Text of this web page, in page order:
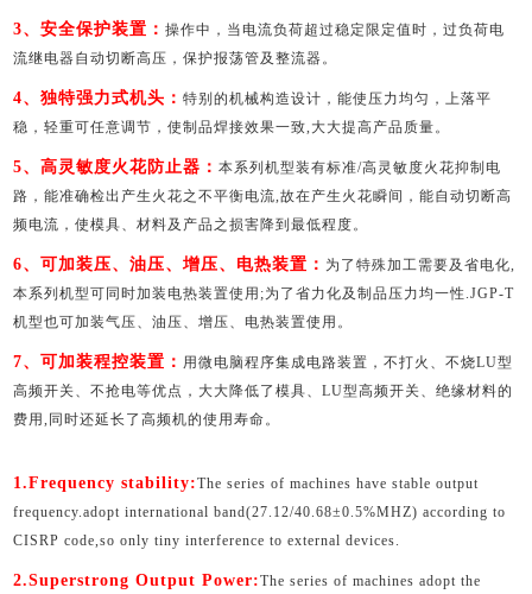
3、安全保护装置：操作中，当电流负荷超过稳定限定值时，过负荷电
流继电器自动切断高压，保护报荡管及整流器。
4、独特强力式机头：特别的机械构造设计，能使压力均匀，上落平
稳，轻重可任意调节，使制品焊接效果一致,大大提高产品质量。
5、高灵敏度火花防止器：本系列机型装有标准/高灵敏度火花抑制电
路，能准确检出产生火花之不平衡电流,故在产生火花瞬间，能自动切断高
频电流，使模具、材料及产品之损害降到最低程度。
6、可加装压、油压、增压、电热装置： 为了特殊加工需要及省电化,
本系列机型可同时加装电热装置使用;为了省力化及制品压力均一性.JGP-T
机型也可加装气压、油压、增压、电热装置使用。
7、可加装程控装置： 用微电脑程序集成电路装置，不打火、不烧LU型
高频开关、不抢电等优点，大大降低了模具、LU型高频开关、绝缘材料的
费用,同时还延长了高频机的使用寿命。
1.Frequency stability:The series of machines have stable output
frequency.adopt international band(27.12/40.68±0.5%MHZ) according to
CISRP code,so only tiny interference to external devices.
2.Superstrong Output Power:The series of machines adopt the